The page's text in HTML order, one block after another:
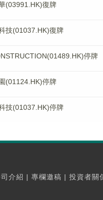
(03991.HK)復牌
技(01037.HK)復牌
停牌
(01124.HK)停牌
技(01037.HK)停牌
介紹 | 專欄邀稿 | 投資者關